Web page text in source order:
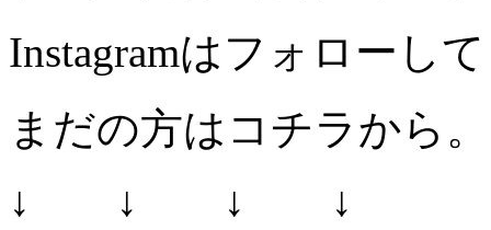
Instagramはフォローし
まだの方はコチラから。
↓ ↓ ↓ ↓